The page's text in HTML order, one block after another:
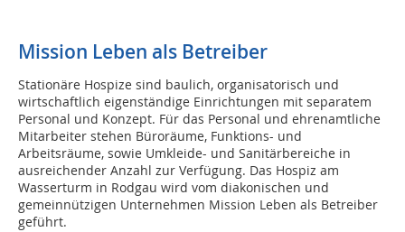
Mission Leben als Betreiber
Stationäre Hospize sind baulich, organisatorisch und
wirtschaftlich eigenständige Einrichtungen mit separatem
Personal und Konzept. Für das Personal und ehrenamtliche
Mitarbeiter stehen Büroräume, Funktions- und
Arbeitsräume, sowie Umkleide- und Sanitärbereiche in
ausreichender Anzahl zur Verfügung. Das Hospiz am
Wasserturm in Rodgau wird vom diakonischen und
gemeinnützigen Unternehmen Mission Leben als Betreiber
geführt.